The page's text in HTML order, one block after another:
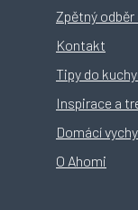
Zpětný
Kontakt
Tipy do
Inspirace a
Domácí
O Ahomi